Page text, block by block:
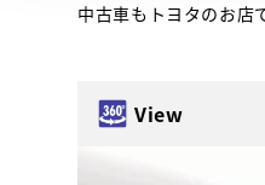
中古車もトヨタのお店
View